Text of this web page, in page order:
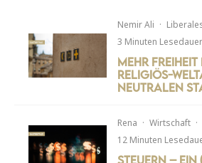
Nemir Ali ·
3 Minuten Lesedauer
Mehr
religiös-
neutralen
Rena · Wirtschaft ·
12 Minuten
Steuern –